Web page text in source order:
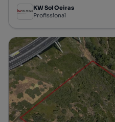
KW Sol Oeiras
Profissional